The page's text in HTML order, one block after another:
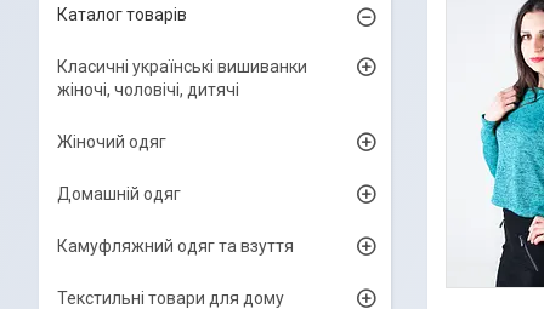
Каталог товарів
Класичні українські вишиванки
жіночі, чоловічі, дитячі
Жіночий одяг
Домашній одяг
Камуфляжний одяг та взуття
Текстильні товари для дому